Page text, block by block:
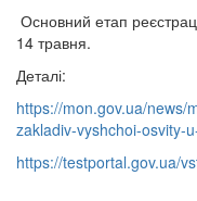
Основний етап
14 травня.
Деталі:
https://mon.gov.ua/news/
zakladiv-vyshchoi-osvity-
https://testportal.gov.ua/